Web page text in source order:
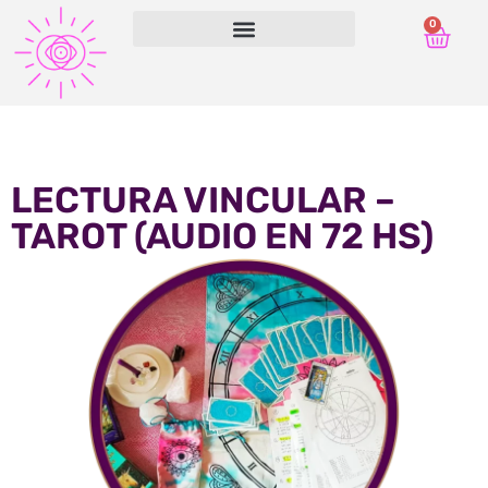
0
LECTURA VINCULAR –
TAROT (AUDIO EN 72 HS)